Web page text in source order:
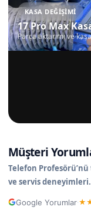
KASA DEĞIŞIMI
17 Pro Max
Parça aktarımı ve
Müşteri
Telefon
ve servis deneyimleri.
Google Yorumlar·★